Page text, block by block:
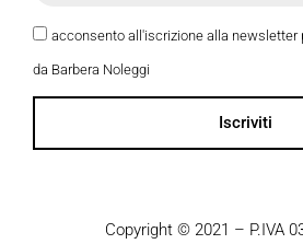
acconsento all'iscrizione alla newsletter
da Barbera Noleggi
Iscriviti
Copyright © 2021 – P.IVA